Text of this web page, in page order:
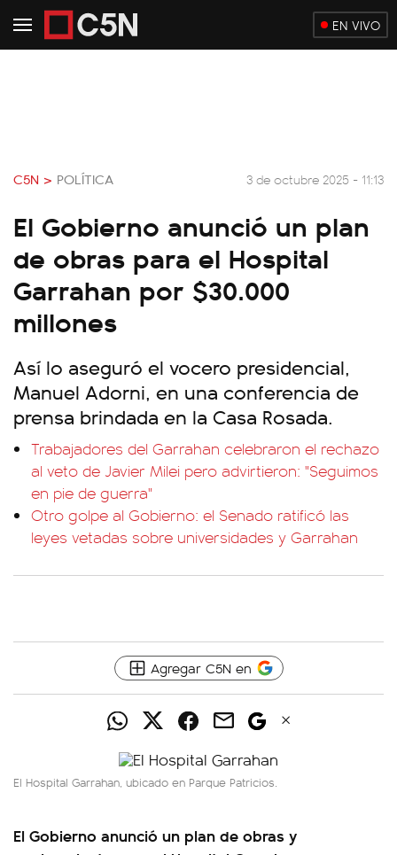
EN VIVO
C5N > POLÍTICA 3 de octubre 2025 - 11:13
El Gobierno anunció un plan
de obras para el Hospital
Garrahan por $30.000
millones
Así lo aseguró el vocero presidencial,
Manuel Adorni, en una conferencia de
prensa brindada en la Casa Rosada.
Trabajadores del Garrahan celebraron el rechazo
al veto de Javier Milei pero advirtieron: "Seguimos
en pie de guerra"
Otro golpe al Gobierno: el Senado ratificó las
leyes vetadas sobre universidades y Garrahan
Agregar C5N en
El Hospital Garrahan, ubicado en Parque Patricios.
El Gobierno anunció un plan de obras y